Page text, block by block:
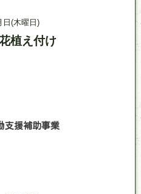
日(木曜日)
植え付け
支援補助事業